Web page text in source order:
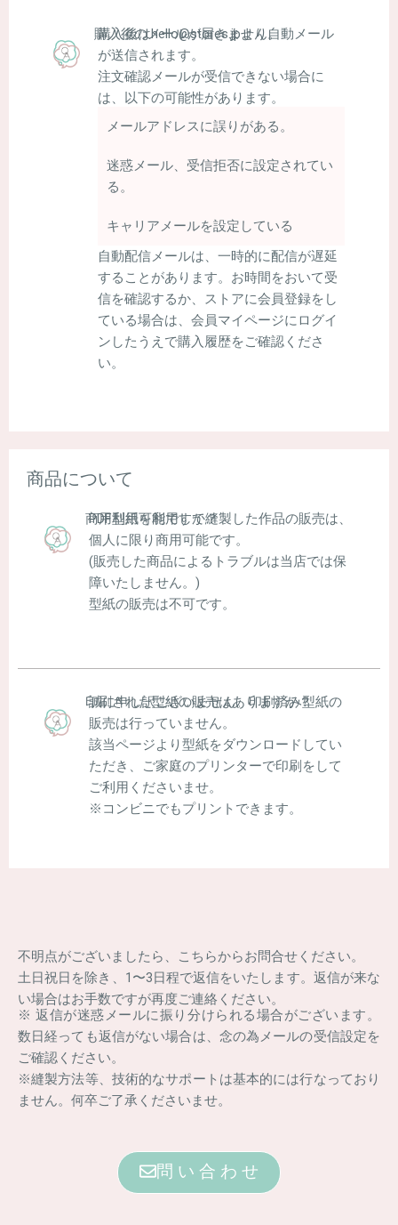
購入後のメールが届きません。
購入後はhello@stores.jpより自動メール
が送信されます。
注文確認メールが受信できない場合に
は、以下の可能性があります。
メールアドレスに誤りがある。
迷惑メール、受信拒否に設定されてい
る。
キャリアメールを設定している
自動配信メールは、一時的に配信が遅延
することがあります。お時間をおいて受
信を確認するか、ストアに会員登録をし
ている場合は、会員マイページにログイ
ンしたうえで購入履歴をご確認くださ
い。
商品について
商用利用可能ですか？
PDF型紙を利用して縫製した作品の販売は、
個人に限り商用可能です。
(販売した商品によるトラブルは当店では保
障いたしません。)
型紙の販売は不可です。
印刷された型紙の販売はありますか？
誠に申し訳ございません。印刷済み型紙の
販売は行っていません。
該当ページより型紙をダウンロードしてい
ただき、ご家庭のプリンターで印刷をして
ご利用くださいませ。
※コンビニでもプリントできます。
不明点がございましたら、こちらからお問合せください。
土日祝日を除き、1〜3日程で返信をいたします。返信が来な
い場合はお手数ですが再度ご連絡ください。
※ 返信が迷惑メールに振り分けられる場合がございます。
数日経っても返信がない場合は、念の為メールの受信設定を
ご確認ください。
※縫製方法等、技術的なサポートは基本的には行なっており
ません。何卒ご了承くださいませ。
問 い 合 わ せ